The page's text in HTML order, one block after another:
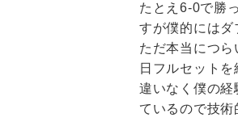
たとえ6-0で勝
すが僕的にはダ
ただ本当につ
日フルセット
違いなく僕の
ているので技術